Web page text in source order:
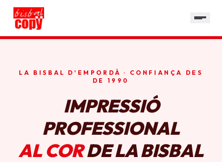
HORARI
LA BISBAL D'EMPORDÀ · CONFIANÇA DES
DE 1990
IMPRESSIÓ
PROFESSIONAL
AL CORDE LA BISBAL